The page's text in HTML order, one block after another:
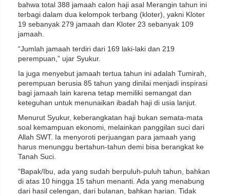
bahwa total 388 jamaah calon haji asal Merangin tahun ini
terbagi dalam dua kelompok terbang (kloter), yakni Kloter
19 sebanyak 279 jamaah dan Kloter 23 sebanyak 109
jamaah.
“Jumlah jamaah terdiri dari 169 laki-laki dan 219
perempuan,” ujar Syukur.
Ia juga menyebut jamaah tertua tahun ini adalah Tumirah,
perempuan berusia 85 tahun yang dinilai menjadi inspirasi
bagi jamaah lain karena tetap memiliki semangat dan
keteguhan untuk menunaikan ibadah haji di usia lanjut.
Menurut Syukur, keberangkatan haji bukan semata-mata
soal kemampuan ekonomi, melainkan panggilan suci dari
Allah SWT. Ia menyoroti perjuangan para jamaah yang
harus menunggu bertahun-tahun demi bisa berangkat ke
Tanah Suci.
“Bapak/Ibu, ada yang sudah berpuluh-puluh tahun, bahkan
di atas 10 hingga 15 tahun menanti. Ada yang menabung
dari hasil celengan, dari bulanan, bahkan harian. Tidak